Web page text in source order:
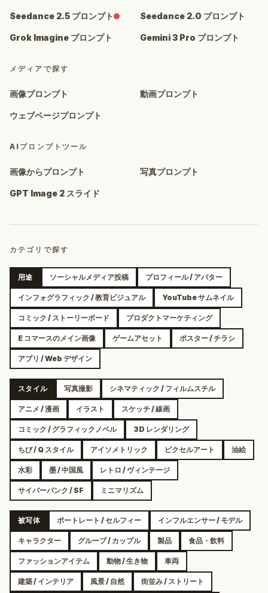
Seedance 2.5 プロンプト Seedance 2.0 プロンプト
Grok Imagine プロンプト Gemini 3 Pro プロンプト
メディアで探す
画像プロンプト 動画プロンプト
ウェブページプロンプト
AIプロンプトツール
画像からプロンプト 写真プロンプト
GPT Image 2 スライド
カテゴリで探す
用途 ソーシャルメディア投稿 プロフィール / アバター
インフォグラフィック / 教育ビジュアル YouTube サムネイル
コミック / ストーリーボード プロダクトマーケティング
E コマースのメイン画像 ゲームアセット ポスター / チラシ
アプリ / Web デザイン
スタイル 写真撮影 シネマティック / フィルムスチル
アニメ / 漫画 イラスト スケッチ / 線画
コミック / グラフィックノベル 3D レンダリング
ちび / Q スタイル アイソメトリック ピクセルアート 油絵
水彩 墨 / 中国風 レトロ / ヴィンテージ
サイバーパンク / SF ミニマリズム
被写体 ポートレート / セルフィー インフルエンサー / モデル
キャラクター グループ / カップル 製品 食品・飲料
ファッションアイテム 動物 / 生き物 車両
建築 / インテリア 風景 / 自然 街並み / ストリート